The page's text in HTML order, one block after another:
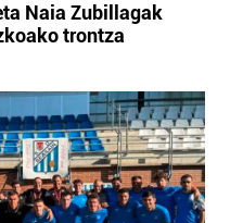
Naia Zubillagak
trontza